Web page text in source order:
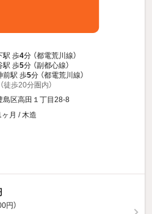
駅 歩4分 （都電荒川線）
駅 歩5分 （副都心線）
前駅 歩5分 （都電荒川線）
徒歩20分圏内）
島区高田１丁目28-8
月 / 木造
円）